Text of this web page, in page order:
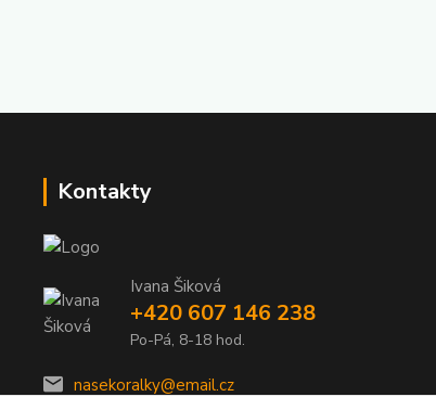
Kontakty
Ivana Šiková
+420 607 146 238
Po-Pá, 8-18 hod.
nasekoralky@email.cz